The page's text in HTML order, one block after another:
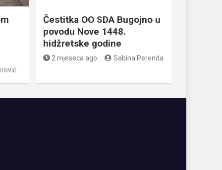
Čestitka OO SDA Bugojno u
povodu Nove 1448.
hidžretske godine
2 mjeseca ago Sabina Perenda